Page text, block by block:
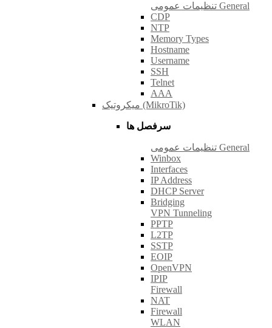
تنظیمات عمومی General
CDP
NTP
Memory Types
Hostname
Username
SSH
Telnet
AAA
میکروتیک (MikroTik)
سرفصل ها
تنظیمات عمومی General
Winbox
Interfaces
IP Address
DHCP Server
Bridging
VPN Tunneling
PPTP
L2TP
SSTP
EOIP
OpenVPN
IPIP
Firewall
NAT
Firewall
WLAN